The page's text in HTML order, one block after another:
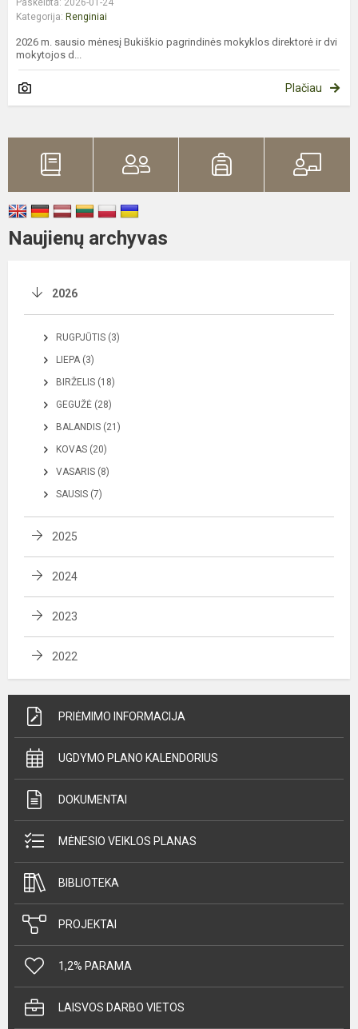
Kategorija: Renginiai
2026 m. sausio mėnesį Bukiškio pagrindinės mokyklos direktorė ir dvi
mokytojos d...
Plačiau
Naujienų archyvas
2026
RUGPJŪTIS (3)
LIEPA (3)
BIRŽELIS (18)
GEGUŽĖ (28)
BALANDIS (21)
KOVAS (20)
VASARIS (8)
SAUSIS (7)
2025
2024
2023
2022
PRIĖMIMO INFORMACIJA
UGDYMO PLANO KALENDORIUS
DOKUMENTAI
MĖNESIO VEIKLOS PLANAS
BIBLIOTEKA
PROJEKTAI
1,2% PARAMA
LAISVOS DARBO VIETOS